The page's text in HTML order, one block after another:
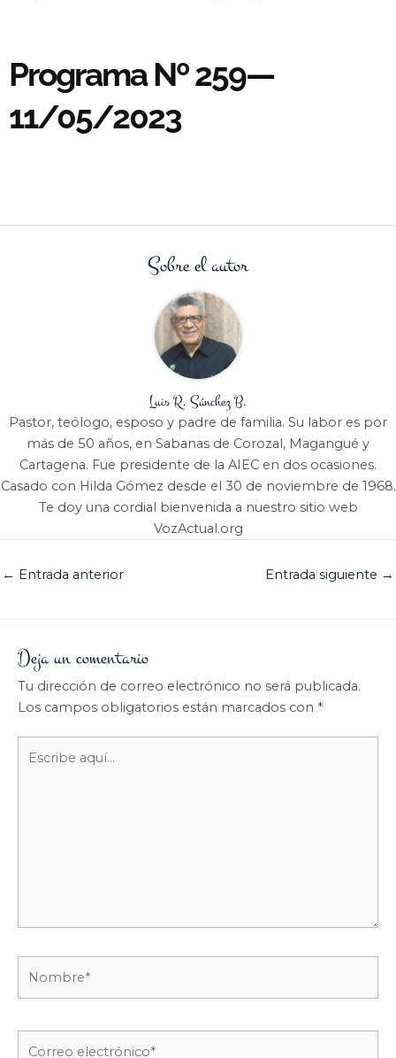
Programa Nº 259—
11/05/2023
Sobre el autor
Luis R. Sánchez B.
Pastor, teólogo, esposo y padre de familia. Su labor es por
más de 50 años, en Sabanas de Corozal, Magangué y
Cartagena. Fue presidente de la AIEC en dos ocasiones.
Casado con Hilda Gómez desde el 30 de noviembre de 1968.
Te doy una cordial bienvenida a nuestro sitio web
VozActual.org
← Entrada anterior Entrada siguiente →
Deja un comentario
Tu dirección de correo electrónico no será publicada.
Los campos obligatorios están marcados con *